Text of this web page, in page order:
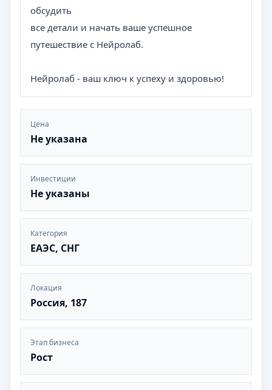
обсудить
все детали и начать ваше успешное
путешествие с Нейролаб.
Нейролаб - ваш ключ к успеху и здоровью!
Цена
Не указана
Инвестиции
Не указаны
Категория
ЕАЭС, СНГ
Локация
Россия, 187
Этап бизнеса
Рост